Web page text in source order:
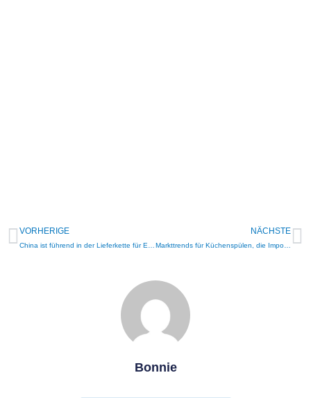
VORHERIGE NÄCHSTE
Markttrends für Küchenspülen, die Importeure im Jahr 2026 im Auge behalten sollten
Bonnie